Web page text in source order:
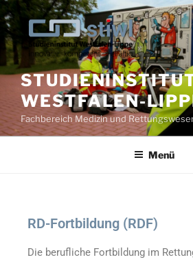
WESTFALEN-
Fachbereich Medizin und
Menü
RD-Fortbildung (RDF)
Die berufliche Fortbildung im